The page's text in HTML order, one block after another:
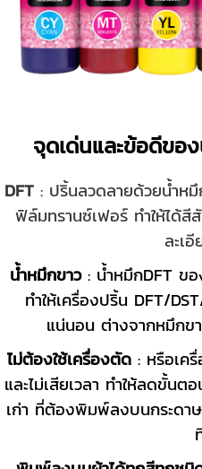
จุดเด่นและข้อดีขอ
DFT: ปริ้นลวดลายด้วยน้ำห
ฟิล์มทรานซ์เฟอร์ ทำให้ได้สี
ละเ
น้ำหมึกขาว: น้ำหมึกDFT ขอ
ทำให้เครื่องปริ้น DFT/
แน่นอน ต่างจากหมึกข
ไม่ต้องใช้เครื่องตัด : หรือเค
และไม่เสียเวลา ทำให้ลดขั้นต
เก่า ที่ต้องพิมพ์ลงบนกระดา